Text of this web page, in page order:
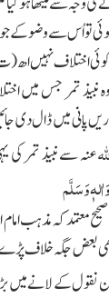
تو اُس سے وضو کے
اختلاف نہیں
نبیذ تمر جس میں
پانی میں ڈال دی
عنہ سے نبیذ تمر کی
وَسَلَّم
معتمد کہ مذہب
بعض جگہ خلاف پڑے
نقول کے لانے میں بڑا